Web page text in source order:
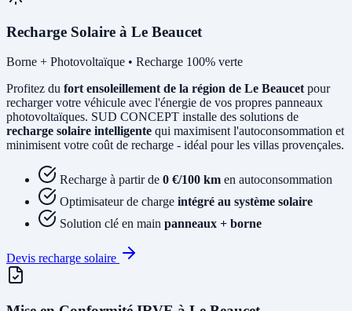
Recharge Solaire à Le Beaucet
Borne + Photovoltaïque • Recharge 100% verte
Profitez du fort ensoleillement de la région de Le Beaucet pour
recharger votre véhicule avec l'énergie de vos propres panneaux
photovoltaïques. SUD CONCEPT installe des solutions de
recharge solaire intelligente qui maximisent l'autoconsommation et
minimisent votre coût de recharge - idéal pour les villas provençales.
Recharge à partir de 0 €/100 km en autoconsommation
Optimisateur de charge intégré au système solaire
Solution clé en main panneaux + borne
Devis recharge solaire